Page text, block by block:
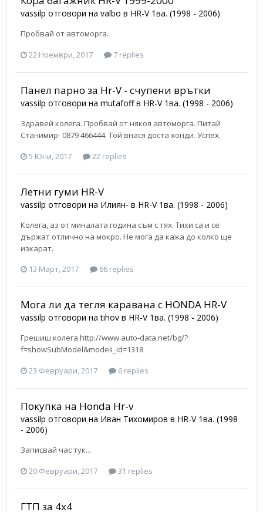
vassilp отговори на valbo в HR-V 1ва. (1998 - 2006)
Пробвай от автоморга.
22 Ноември, 2017
7 replies
Панел парно за Hr-V - счупени врътки
vassilp отговори на mutafoffв HR-V 1ва. (1998 - 2006)
Здравей колега. Пробвай от някоя автоморга. Питай
Станимир- 0879 466444. Той внася доста хонди. Успех.
5 Юни, 2017
22 replies
Летни гуми HR-V
vassilp отговори на Илиян- в HR-V 1ва. (1998 - 2006)
Колега, аз от миналата година съм с тях. Тихи са и се
държат отлично на мокро. Не мога да кажа до колко ще
изкарат.
13 Март, 2017
66 replies
Мога ли да тегля каравана с HONDA HR-V
vassilp отговори наtihov в HR-V 1ва. (1998 - 2006)
Грешиш колега http://www.auto-data.net/bg/?
f=showSubModel&modeli_id=1318
23 Февруари, 2017
6 replies
Покупка на Honda Hr-v
vassilp отговори на Иван Тихомиров в HR-V 1ва. (1998
- 2006)
Записвай час тук...
20 Февруари, 2017
31 replies
ГТП за 4х4